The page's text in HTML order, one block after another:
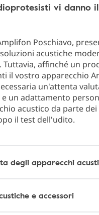
vi danno
Poschiavo,
acustiche
Tuttavia, affinché un
il vostro apparecchio
un'attenta
un adattamento
acustico da parte
il test dell'udito.
degli apparecchi
e accessori